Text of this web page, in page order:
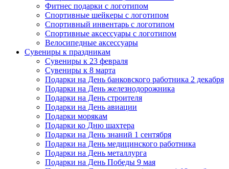
Фитнес подарки с логотипом
Спортивные шейкеры с логотипом
Спортивный инвентарь с логотипом
Спортивные аксессуары с логотипом
Велосипедные аксессуары
Сувениры к праздникам
Сувениры к 23 февраля
Сувениры к 8 марта
Подарки на День банковского работника 2 декабря
Подарки на День железнодорожника
Подарки на День строителя
Подарки на День авиации
Подарки морякам
Подарки ко Дню шахтера
Подарки на День знаний 1 сентября
Подарки на День медицинского работника
Подарки на День металлурга
Подарки на День Победы 9 мая